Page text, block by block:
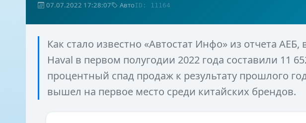
07.07.2022 17:28:07 АвтоID: 11164
Как стало известно «Автостат Инфо» из отчета
Haval в первом полугодии 2022 года составили 11
процентный спад продаж к результату прошлого
вышел на первое место среди китайских брендов.